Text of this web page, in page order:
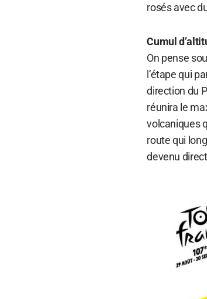
rosés avec
Cumul
On pense
l’étape qui
direction du
réunira le
volcaniques
route qui
devenu